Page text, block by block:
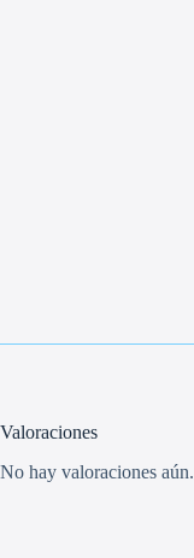
Valoraciones
No hay valoraciones aún.